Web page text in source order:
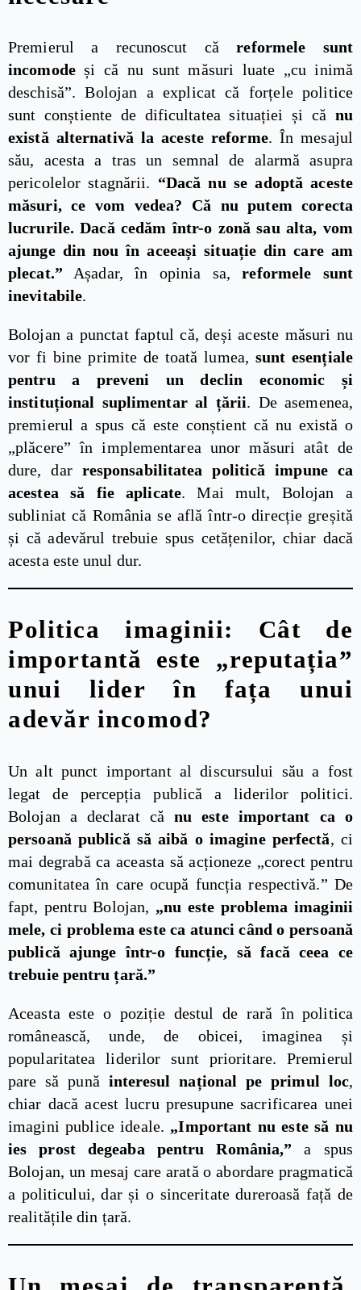
Premierul a recunoscut căreformele sunt
incomodeși că nu sunt măsuri luate „cu inimă
deschisă”. Bolojan a explicat că forțele politice
sunt conștiente de dificultatea situației și că nu
există alternativă la aceste reforme. În mesajul
său, acesta a tras un semnal de alarmă asupra
pericolelor stagnării. “Dacă nu se adoptă aceste
măsuri, ce vom vedea? Că nu putem corecta
lucrurile. Dacă cedăm într-o zonă sau alta, vom
ajunge din nou în aceeași situație din care am
plecat.” Așadar, în opinia sa,reformele sunt
inevitabile.
Bolojan a punctat faptul că, deși aceste măsuri nu
vor fi bine primite de toată lumea, sunt esențiale
pentru a preveni un declin economic și
instituțional suplimentar al țării. De asemenea,
premierul a spus că este conștient că nu există o
„plăcere” în implementarea unor măsuri atât de
dure, dar responsabilitatea politică impune ca
acestea să fie aplicate. Mai mult, Bolojan a
subliniat că România se află într-o direcție greșită
și că adevărul trebuie spus cetățenilor, chiar dacă
acesta este unul dur.
Politica imaginii: Cât de
importantă este „reputația”
unui lider în fața unui
adevăr incomod?
Un alt punct important al discursului său a fost
legat de percepția publică a liderilor politici.
Bolojan a declarat că nu este important ca o
persoană publică să aibă o imagine perfectă, ci
mai degrabă ca aceasta să acționeze „corect pentru
comunitatea în care ocupă funcția respectivă.” De
fapt, pentru Bolojan, „nu este problema imaginii
mele, ci problema este ca atunci când o persoană
publică ajunge într-o funcție, să facă ceea ce
trebuie pentru țară.”
Aceasta este o poziție destul de rară în politica
românească, unde, de obicei, imaginea și
popularitatea liderilor sunt prioritare. Premierul
pare să pună interesul național pe primul loc,
chiar dacă acest lucru presupune sacrificarea unei
imagini publice ideale. „Important nu este să nu
ies prost degeaba pentru România,” a spus
Bolojan, un mesaj care arată o abordare pragmatică
a politicului, dar și o sinceritate dureroasă față de
realitățile din țară.